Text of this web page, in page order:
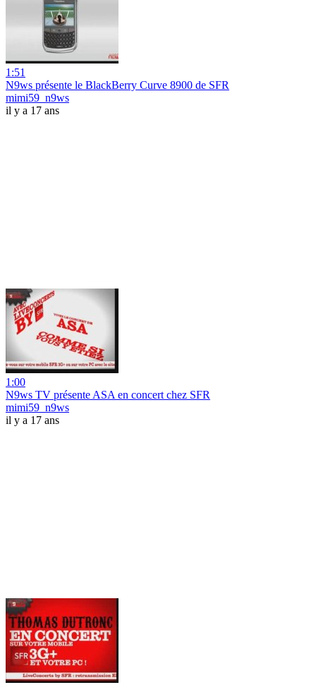
1:51
N9ws présente le BlackBerry Curve 8900 de SFR
mimi59_n9ws
il y a 17 ans
1:00
N9ws TV présente ASA en concert chez SFR
mimi59_n9ws
il y a 17 ans